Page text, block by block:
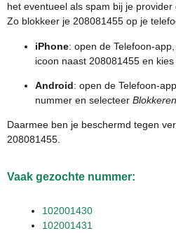
het eventueel als spam bij je
Zo blokkeer je 208081455 op je
iPhone: open de Telefoon-
icoon naast 208081455 en kies
Android: open de Telefoon-
nummer en selecteer Blokkeren
Daarmee ben je beschermd tegen
208081455.
Vaak gezochte nummer:
102001430
102001431